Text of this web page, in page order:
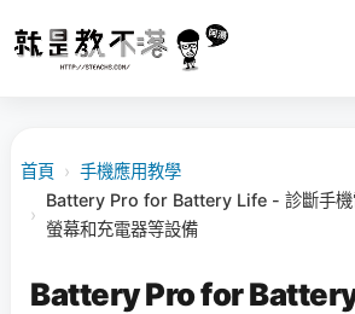
首頁 › 手機應用教學
›
Battery Pro for Battery Life - 診斷手機
螢幕和充電器等設備
Battery Pro for